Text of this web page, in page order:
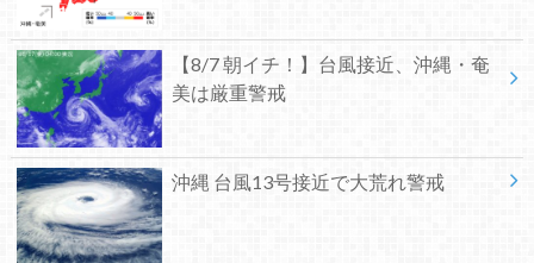
【8/7 朝イチ！】台風接近、沖縄・奄
美は厳重警戒
沖縄 台風13号接近で大荒れ警戒